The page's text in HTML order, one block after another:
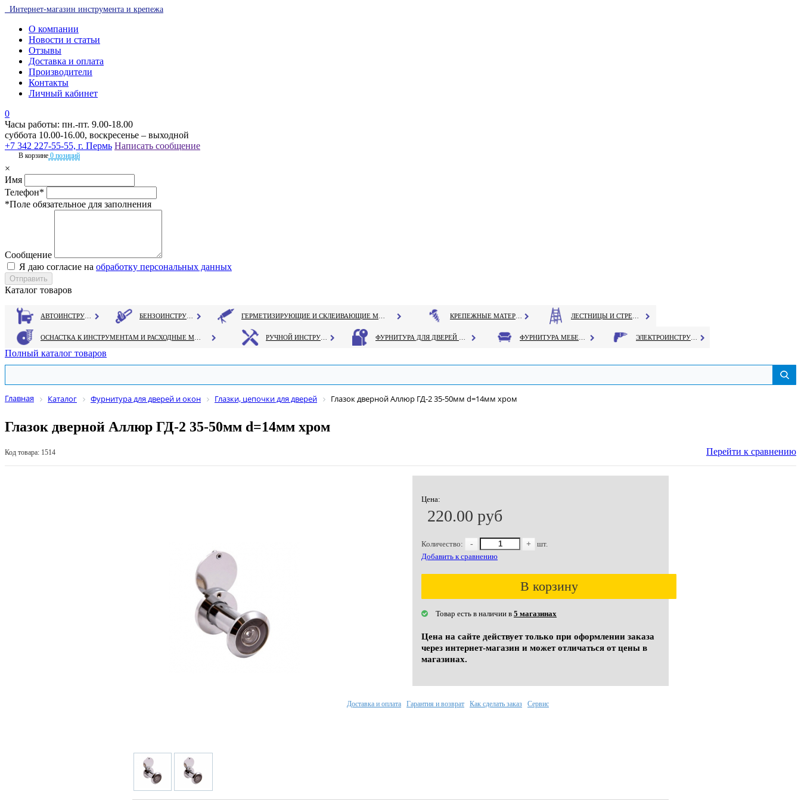
Интернет-магазин инструмента и крепежа
О компании
Новости и статьи
Отзывы
Доставка и оплата
Производители
Контакты
Личный кабинет
0
Часы работы: пн.-пт. 9.00-18.00
суббота 10.00-16.00, воскресенье – выходной
+7 342 227-55-55, г. Пермь Написать сообщение
В корзине 0 позиций
×
Имя
Телефон*
*Поле обязательное для заполнения
Сообщение
Я даю согласие на обработку персональных данных
Каталог товаров
Полный каталог товаров
Главная Каталог Фурнитура для дверей и окон Глазки, цепочки для дверей Глазок дверной Аллюр ГД-2 35-50мм d=14мм хром
Глазок дверной Аллюр ГД-2 35-50мм d=14мм хром
Код товара: 1514 Перейти к сравнению
Цена:
220.00 руб
Количество: - +
шт.
Добавить к сравнению
В корзину
Товар есть в наличии в 5 магазинах
Цена на сайте действует только при оформлении заказа
через интернет-магазин и может отличаться от цены в
магазинах.
Доставка и оплата Гарантия и возврат Как сделать заказ Сервис